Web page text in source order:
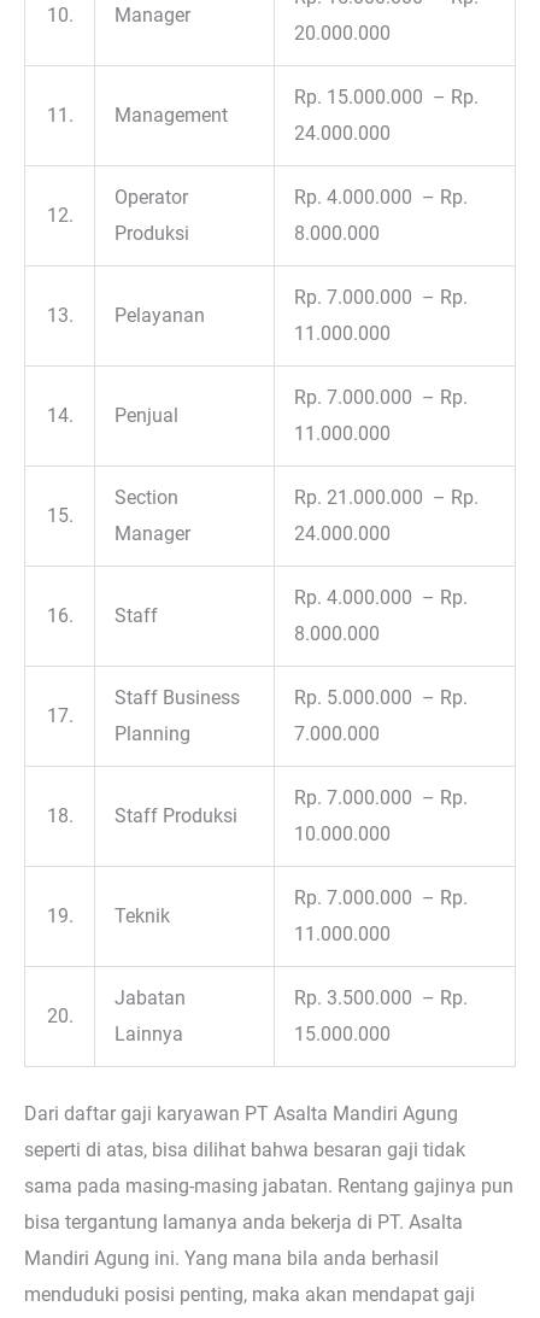
10. Manager
20.000.000
11. Management
Rp. 15.000.000 – Rp.
24.000.000
12.
Operator
Produksi
Rp. 4.000.000 – Rp.
8.000.000
13. Pelayanan
Rp. 7.000.000 – Rp.
11.000.000
14. Penjual
Rp. 7.000.000 – Rp.
11.000.000
15.
Section
Manager
Rp. 21.000.000 – Rp.
24.000.000
16. Staff
Rp. 4.000.000 – Rp.
8.000.000
17.
Staff Business
Planning
Rp. 5.000.000 – Rp.
7.000.000
18. Staff Produksi
Rp. 7.000.000 – Rp.
10.000.000
19. Teknik
Rp. 7.000.000 – Rp.
11.000.000
20.
Jabatan
Lainnya
Rp. 3.500.000 – Rp.
15.000.000
Dari daftar gaji karyawan PT Asalta Mandiri Agung
seperti di atas, bisa dilihat bahwa besaran gaji tidak
sama pada masing-masing jabatan. Rentang gajinya pun
bisa tergantung lamanya anda bekerja di PT. Asalta
Mandiri Agung ini. Yang mana bila anda berhasil
menduduki posisi penting, maka akan mendapat gaji